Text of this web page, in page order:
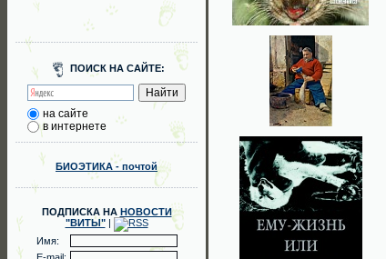
ПОИСК НА САЙТЕ:
на сайте
в интернете
БИОЭТИКА - почтой
ПОДПИСКА НА НОВОСТИ
"ВИТЫ"|
Имя: